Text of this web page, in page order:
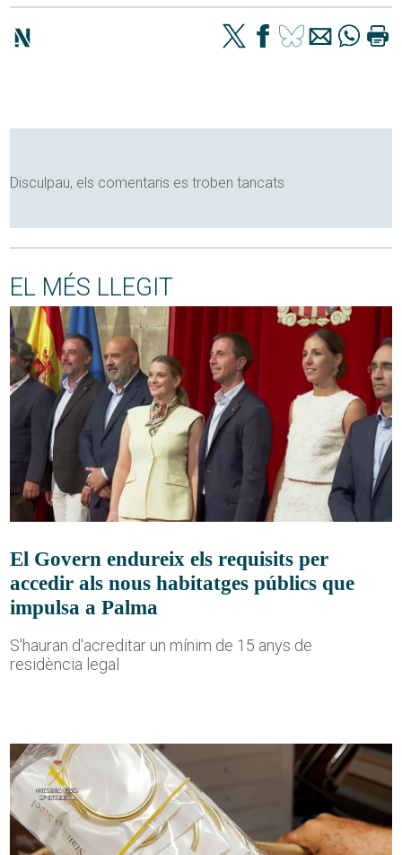
Disculpau, els comentaris es troben tancats
EL MÉS LLEGIT
El Govern endureix els requisits per
accedir als nous habitatges públics que
impulsa a Palma
S'hauran d'acreditar un mínim de 15 anys de
residència legal